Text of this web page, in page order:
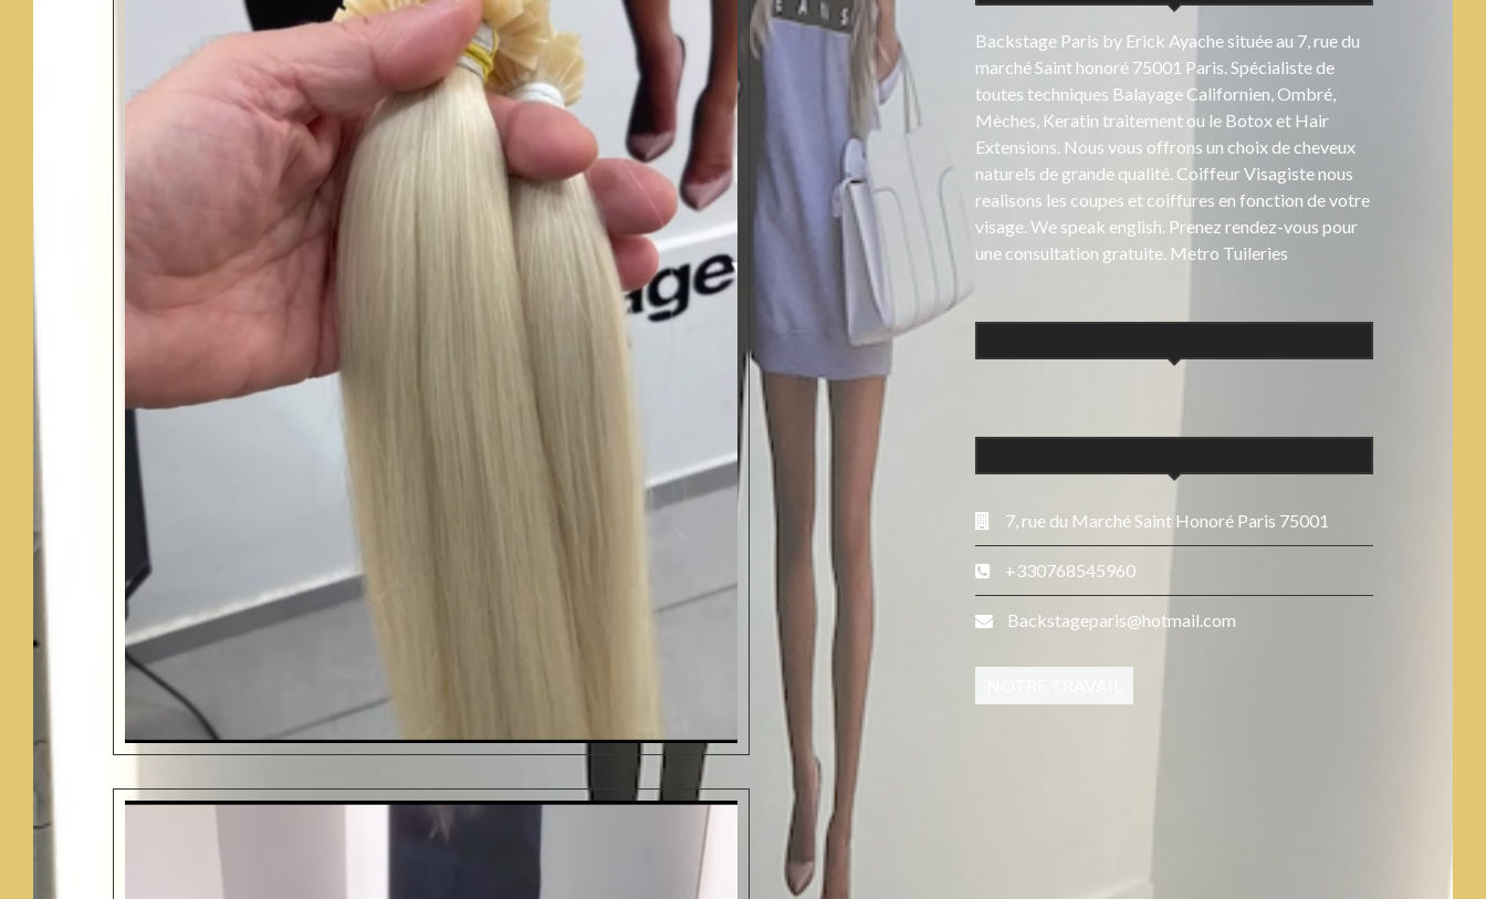
Backstage Paris by Erick Ayache située au 7, rue du
marché Saint honoré 75001 Paris. Spécialiste de
toutes techniques Balayage Californien, Ombré,
Mèches, Keratin traitement ou le Botox et Hair
Extensions. Nous vous offrons un choix de cheveux
naturels de grande qualité. Coiffeur Visagiste nous
realisons les coupes et coiffures en fonction de votre
visage. We speak english. Prenez rendez-vous pour
une consultation gratuite. Metro Tuileries
7, rue du Marché Saint Honoré Paris 75001
+330768545960
Backstageparis@hotmail.com